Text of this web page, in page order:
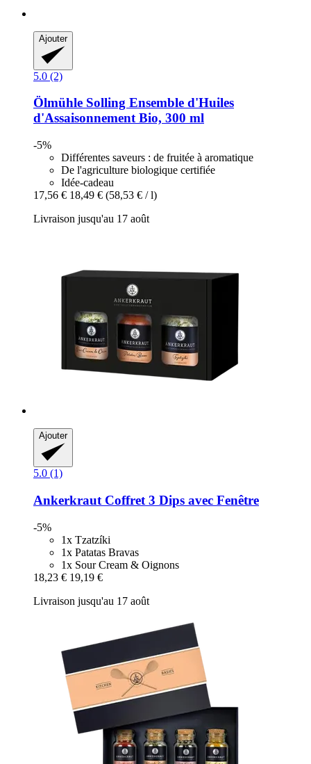
Ajouter
5.0 (2)
Ölmühle Solling Ensemble d'Huiles
d'Assaisonnement Bio, 300 ml
-5%
Différentes saveurs : de fruitée à aromatique
De l'agriculture biologique certifiée
Idée-cadeau
17,56 € 18,49 € (58,53 € / l)
Livraison jusqu'au 17 août
Ajouter
5.0 (1)
Ankerkraut Coffret 3 Dips avec Fenêtre
-5%
1x Tzatzíki
1x Patatas Bravas
1x Sour Cream & Oignons
18,23 € 19,19 €
Livraison jusqu'au 17 août